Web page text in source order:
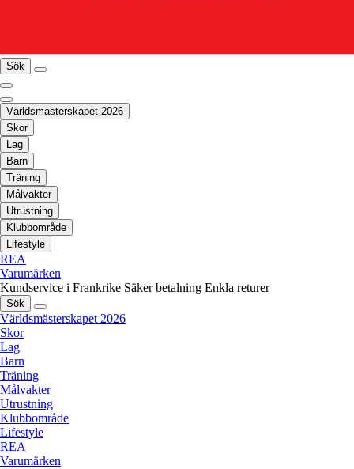
Sök
Världsmästerskapet 2026
Skor
Lag
Barn
Träning
Målvakter
Utrustning
Klubbområde
Lifestyle
REA
Varumärken
Kundservice i Frankrike Säker betalning Enkla returer
Sök
Världsmästerskapet 2026
Skor
Lag
Barn
Träning
Målvakter
Utrustning
Klubbområde
Lifestyle
REA
Varumärken